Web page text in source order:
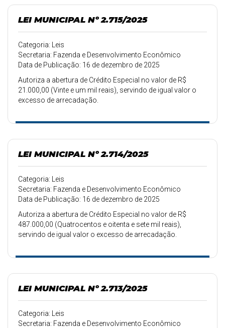
LEI MUNICIPAL Nº 2.715/2025
Categoria: Leis
Secretaria: Fazenda e Desenvolvimento Econômico
Data de Publicação: 16 de dezembro de 2025
Autoriza a abertura de Crédito Especial no valor de R$
21.000,00 (Vinte e um mil reais), servindo de igual valor o
excesso de arrecadação.
LEI MUNICIPAL Nº 2.714/2025
Categoria: Leis
Secretaria: Fazenda e Desenvolvimento Econômico
Data de Publicação: 16 de dezembro de 2025
Autoriza a abertura de Crédito Especial no valor de R$
487.000,00 (Quatrocentos e oitenta e sete mil reais),
servindo de igual valor o excesso de arrecadação.
LEI MUNICIPAL Nº 2.713/2025
Categoria: Leis
Secretaria: Fazenda e Desenvolvimento Econômico